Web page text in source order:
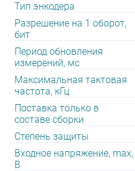
Тип энкодера
Разрешение на 1 оборот,
бит
Период обновления
измерений, мс
Максимальная тактовая
частота, кГц
Поставка только в
составе сборки
Степень защиты
Входное напряжение, max,
В